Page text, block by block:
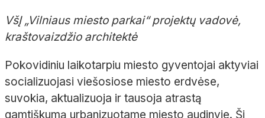
VšĮ „Vilniaus miesto parkai“ projektų vadovė,
kraštovaizdžio architektė
Pokovidiniu laikotarpiu miesto gyventojai aktyviai
socializuojasi viešosiose miesto erdvėse,
suvokia, aktualizuoja ir tausoja atrastą
gamtiškumą urbanizuotame miesto audinyje. Ši